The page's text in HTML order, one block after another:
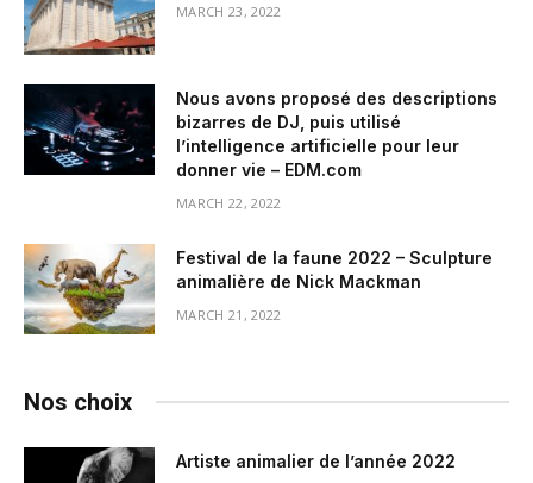
MARCH 23, 2022
Nous avons proposé des descriptions
bizarres de DJ, puis utilisé
l’intelligence artificielle pour leur
donner vie – EDM.com
MARCH 22, 2022
Festival de la faune 2022 – Sculpture
animalière de Nick Mackman
MARCH 21, 2022
Nos choix
Artiste animalier de l’année 2022